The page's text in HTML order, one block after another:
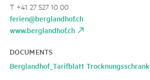
T +41 27 527 10 00
ferien@berglandhof.ch
www.berglandhof.ch
DOCUMENTS
Berglandhof_Tarifblatt Trocknungsschrank